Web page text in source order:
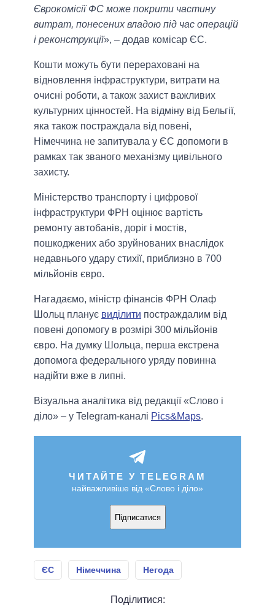
Єврокомісії ФС може покрити частину
витрат, понесених владою під час операцій
і реконструкції», – додав комісар ЄС.
Кошти можуть бути перераховані на
відновлення інфраструктури, витрати на
очисні роботи, а також захист важливих
культурних цінностей. На відміну від Бельгії,
яка також постраждала від повені,
Німеччина не запитувала у ЄС допомоги в
рамках так званого механізму цивільного
захисту.
Міністерство транспорту і цифрової
інфраструктури ФРН оцінює вартість
ремонту автобанів, доріг і мостів,
пошкоджених або зруйнованих внаслідок
недавнього удару стихії, приблизно в 700
мільйонів євро.
Нагадаємо, міністр фінансів ФРН Олаф
Шольц планує виділити постраждалим від
повені допомогу в розмірі 300 мільйонів
євро. На думку Шольца, перша екстрена
допомога федерального уряду повинна
надійти вже в липні.
Візуальна аналітика від редакції «Слово і
діло» – у Telegram-каналі Pics&Maps.
ЧИТАЙТЕ У TELEGRAM
найважливіше від «Слово і діло»
Підписатися
ЄС Німеччина Негода
Поділитися: